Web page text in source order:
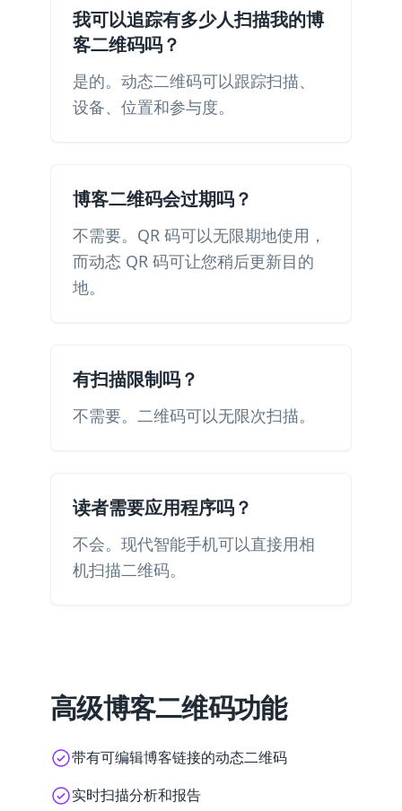
我可以追踪有多少人扫描我的博
客二维码吗？
是的。动态二维码可以跟踪扫描、
设备、位置和参与度。
博客二维码会过期吗？
不需要。QR 码可以无限期地使用，
而动态 QR 码可让您稍后更新目的
地。
有扫描限制吗？
不需要。二维码可以无限次扫描。
读者需要应用程序吗？
不会。现代智能手机可以直接用相
机扫描二维码。
高级博客二维码功能
带有可编辑博客链接的动态二维码
实时扫描分析和报告